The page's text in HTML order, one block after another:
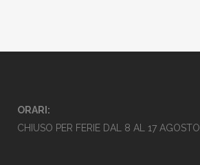
ORARI:
CHIUSO PER FERIE DAL 8 AL 17 AGOSTO